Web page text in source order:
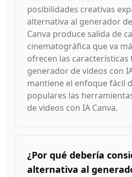
posibilidades creativas
alternativa al generador
Canva produce salida de
cinematográfica que va
ofrecen las características
generador de videos con
mantiene el enfoque fácil
populares las
de videos con IA Canva.
¿Por qué debería
alternativa al